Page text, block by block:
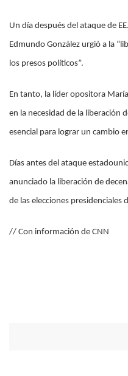
Un día después del ataque de
Edmundo González urgió a la
los presos políticos”.
En tanto, la líder opositora
en la necesidad de la liberación
esencial para lograr un cambio
Días antes del ataque
anunciado la liberación de
de las elecciones presidenciales
// Con información de CNN